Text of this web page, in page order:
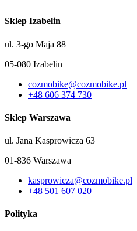
Sklep Izabelin
ul. 3-go Maja 88
05-080 Izabelin
cozmobike@cozmobike.pl
+48 606 374 730
Sklep Warszawa
ul. Jana Kasprowicza 63
01-836 Warszawa
kasprowicza@cozmobike.pl
+48 501 607 020
Polityka